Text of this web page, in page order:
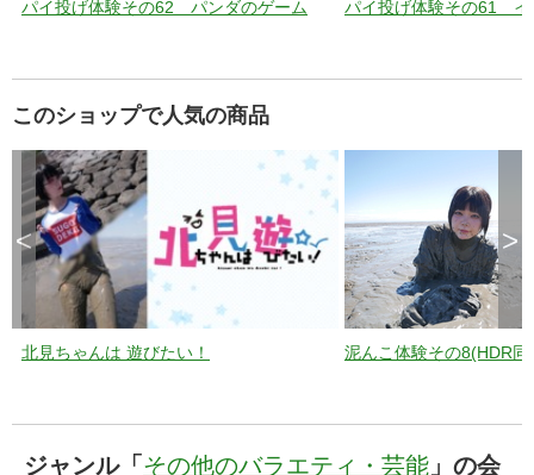
パイ投げ体験その62 パンダのゲーム パイ投げ体験その61 イ
このショップで人気の商品
北見ちゃんは 遊びたい！ 泥んこ体験その8(HDR同
< >
ジャンル「 その他のバラエティ・芸能 」の会